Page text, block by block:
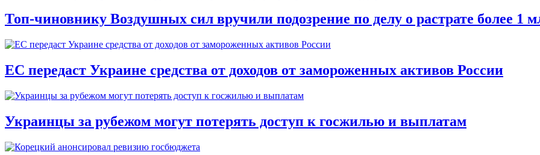
Топ-чиновнику Воздушных сил вручили подозрение по делу о растрате более 1
ЕС передаст Украине средства от доходов от замороженных активов России
Украинцы за рубежом могут потерять доступ к госжилью и выплатам